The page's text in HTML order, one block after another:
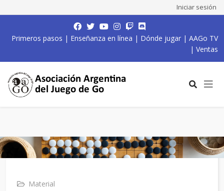
Iniciar sesión
Primeros pasos | Enseñanza en línea | Dónde jugar | AAGo TV
| Ventas
Material